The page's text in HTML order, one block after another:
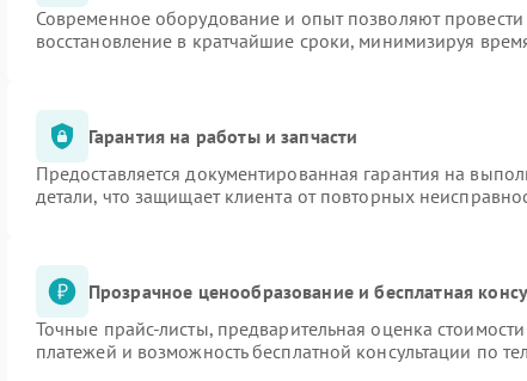
Современное оборудование и опыт позволяют провести
восстановление в кратчайшие сроки, минимизируя
Гарантия на работы и запчасти
Предоставляется документированная гарантия на
детали, что защищает клиента от повторных
Прозрачное ценообразование и бесплатная
Точные прайс-листы, предварительная оценка
платежей и возможность бесплатной консультации по